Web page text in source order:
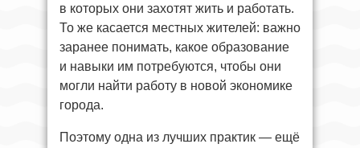
в которых они захотят жить и работать.
То же касается местных жителей: важно
заранее понимать, какое образование
и навыки им потребуются, чтобы они
могли найти работу в новой экономике
города.
Поэтому одна из лучших практик — ещё